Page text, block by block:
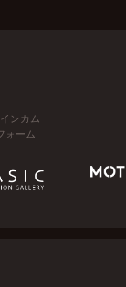
ンカム
ォーム